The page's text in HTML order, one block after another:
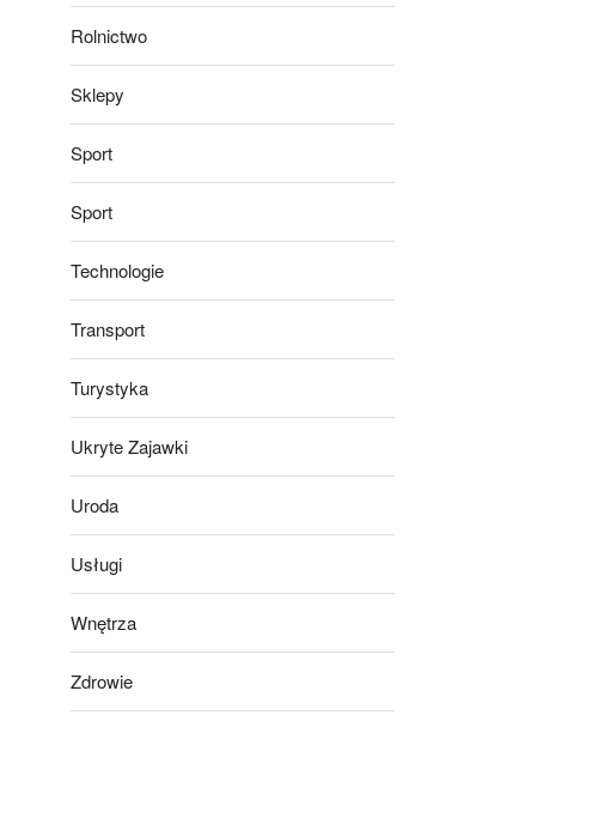
Rolnictwo
Sklepy
Sport
Sport
Technologie
Transport
Turystyka
Ukryte Zajawki
Uroda
Usługi
Wnętrza
Zdrowie